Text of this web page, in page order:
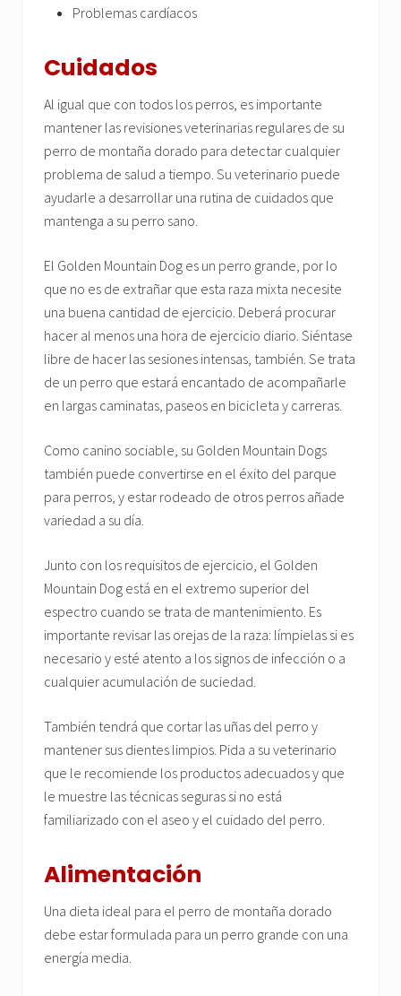
Problemas cardíacos
Cuidados
Al igual que con todos los perros, es importante
mantener las revisiones veterinarias regulares de su
perro de montaña dorado para detectar cualquier
problema de salud a tiempo. Su veterinario puede
ayudarle a desarrollar una rutina de cuidados que
mantenga a su perro sano.
El Golden Mountain Dog es un perro grande, por lo
que no es de extrañar que esta raza mixta necesite
una buena cantidad de ejercicio. Deberá procurar
hacer al menos una hora de ejercicio diario. Siéntase
libre de hacer las sesiones intensas, también. Se trata
de un perro que estará encantado de acompañarle
en largas caminatas, paseos en bicicleta y carreras.
Como canino sociable, su Golden Mountain Dogs
también puede convertirse en el éxito del parque
para perros, y estar rodeado de otros perros añade
variedad a su día.
Junto con los requisitos de ejercicio, el Golden
Mountain Dog está en el extremo superior del
espectro cuando se trata de mantenimiento. Es
importante revisar las orejas de la raza: límpielas si es
necesario y esté atento a los signos de infección o a
cualquier acumulación de suciedad.
También tendrá que cortar las uñas del perro y
mantener sus dientes limpios. Pida a su veterinario
que le recomiende los productos adecuados y que
le muestre las técnicas seguras si no está
familiarizado con el aseo y el cuidado del perro.
Alimentación
Una dieta ideal para el perro de montaña dorado
debe estar formulada para un perro grande con una
energía media.